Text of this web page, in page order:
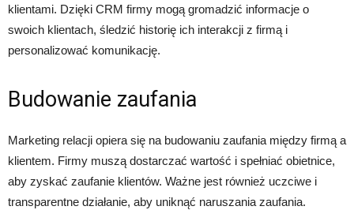
klientami. Dzięki CRM firmy mogą gromadzić informacje o
swoich klientach, śledzić historię ich interakcji z firmą i
personalizować komunikację.
Budowanie zaufania
Marketing relacji opiera się na budowaniu zaufania między firmą a
klientem. Firmy muszą dostarczać wartość i spełniać obietnice,
aby zyskać zaufanie klientów. Ważne jest również uczciwe i
transparentne działanie, aby uniknąć naruszania zaufania.